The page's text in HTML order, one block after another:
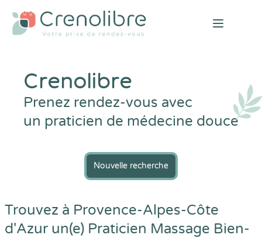
Open
Crenolibre
Prenez rendez-vous avec
un praticien de médecine douce
Nouvelle recherche
Trouvez à Provence-Alpes-Côte
d'Azur un(e) Praticien Massage Bien-